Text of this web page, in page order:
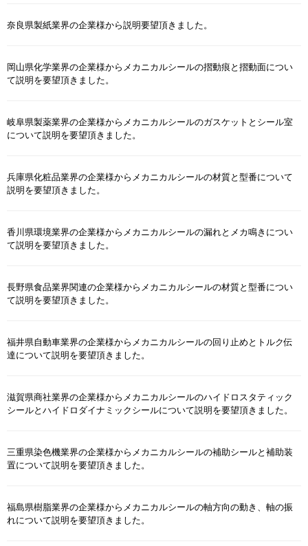
奈良県製紙業界の企業様から説明要望頂きました。
岡山県化学業界の企業様からメカニカルシールの摺動痕と摺動面につい
て説明を要望頂きました。
岐阜県製薬業界の企業様からメカニカルシールのガスケットとシール室
について説明を要望頂きました。
兵庫県化粧品業界の企業様からメカニカルシールの材質と型番について
説明を要望頂きました。
香川県環境業界の企業様からメカニカルシールの漏れとメカ鳴きについ
て説明を要望頂きました。
長野県食品業界関連の企業様からメカニカルシールの材質と型番につい
て説明を要望頂きました。
福井県自動車業界の企業様からメカニカルシールの回り止めとトルク伝
達について説明を要望頂きました。
滋賀県商社業界の企業様からメカニカルシールのハイドロスタティック
シールとハイドロダイナミックシールについて説明を要望頂きました。
三重県染色機業界の企業様からメカニカルシールの補助シールと補助装
置について説明を要望頂きました。
福島県樹脂業界の企業様からメカニカルシールの軸方向の動き、軸の振
れについて説明を要望頂きました。